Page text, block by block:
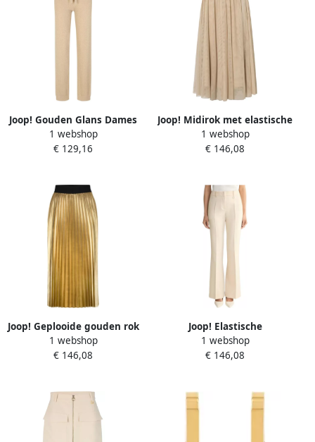
Joop! Gouden Glans Dames
Sportieve Stijl Broek Beige
Dames
1 webshop
€ 129,16
Joop! Midirok met elastische
band met logo model
'FRIDI'
1 webshop
€ 146,08
Joop! Geplooide gouden rok
met elastische taille Beige
Dames
1 webshop
€ 146,08
Joop! Elastische
damesbroek met
uitlopende zoom Beige
1 webshop
€ 146,08